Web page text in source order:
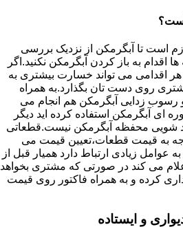
است تا آبگرمکن از نزدیک بررسی
اقدام به باز کردن آبگرمکن نکنید.اگر
هر اقدامی می تواند خسارت بیشتری به
روی دست تان بگذارد.به همراه
رسوب زدایی آبگرمکن هم انجام می
ای آبگرمکن استفاده کرده اید دیگر
شویی محفظه آبگرمکن نیست.قطعاتی
به قیمت قطعات،تعیین قیمت می
عوامل زیادی ارتباط دارد همیار قبل از
می کند در صورتی که مشتری بخواهد
کرده و به همراه فاکتور روی قیمت
و ایستاده